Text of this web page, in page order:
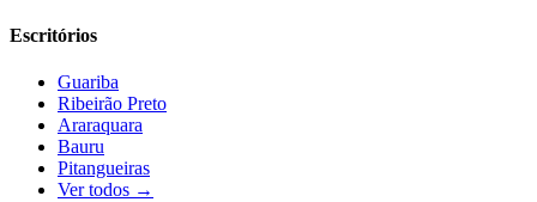
Escritórios
Guariba
Ribeirão Preto
Araraquara
Bauru
Pitangueiras
Ver todos →